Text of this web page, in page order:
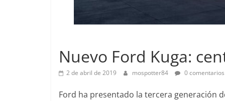
Nuevo Ford Kuga:
2 de abril de 2019 mospotter84 0 comentarios
Ford ha presentado la tercera generación
probamos
EQ